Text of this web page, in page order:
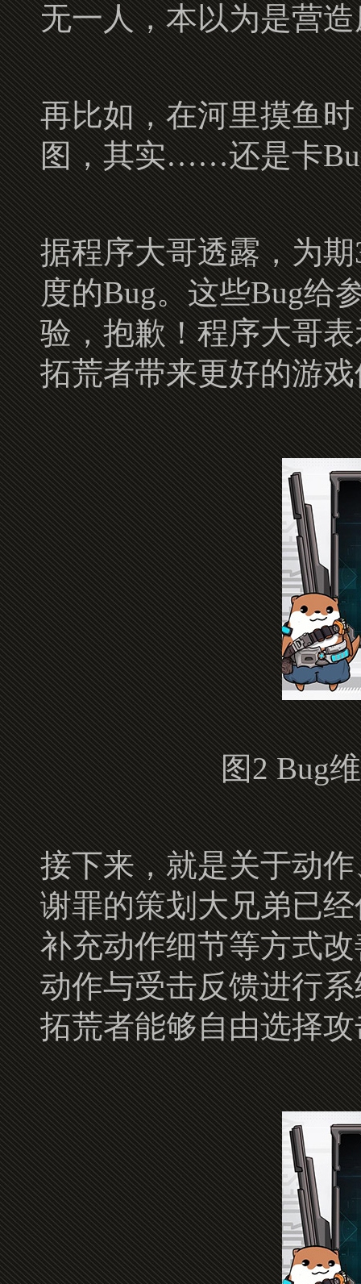
无一人，本以为是营
再比如，在河里摸鱼
图，其实……还是卡
据程序大哥透露，为
度的Bug。这些Bug给
验，抱歉！程序大哥
拓荒者带来更好的游
图2 Bug
接下来，就是关于动
谢罪的策划大兄弟已
补充动作细节等方式
动作与受击反馈进行
拓荒者能够自由选择